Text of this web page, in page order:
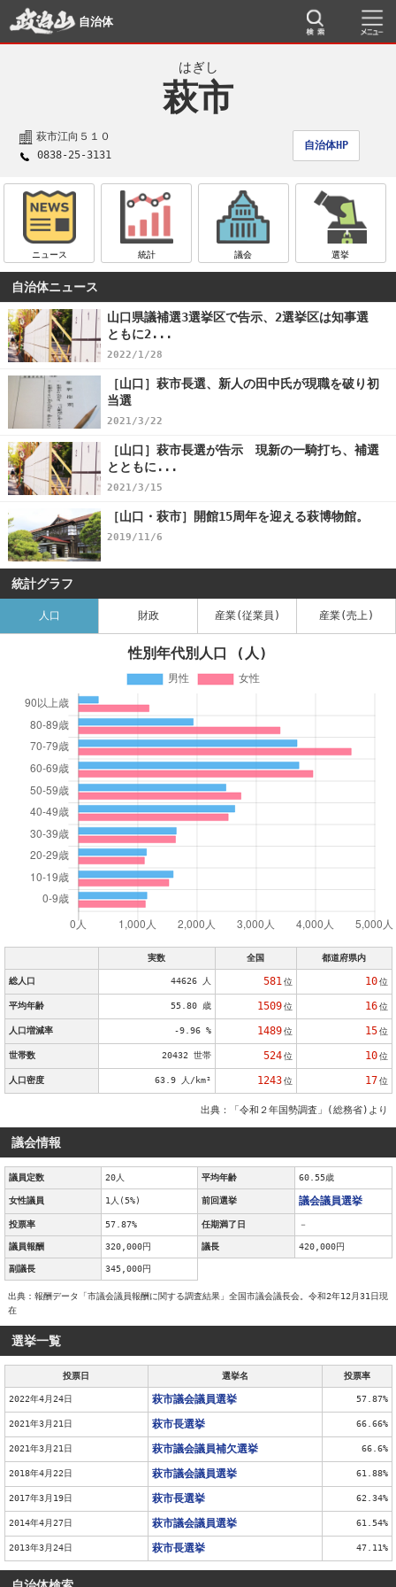
自治体
はぎし
萩市
萩市江向５１０
自治体HP
0838-25-3131
ニュース 統計 議会 選挙
自治体ニュース
山口県議補選3選挙区で告示、2選挙区は知事選
ともに2...
2022/1/28
［山口］萩市長選、新人の田中氏が現職を破り初
当選
2021/3/22
［山口］萩市長選が告示 現新の一騎打ち、補選
とともに...
2021/3/15
［山口・萩市］開館15周年を迎える萩博物館。
2019/11/6
統計グラフ
人口 財政 産業(従業員) 産業(売上)
性別年代別人口 (人)
実数 全国 都道府県内
総人口 44626 人 581 位 10 位
平均年齢 55.80 歳 1509 位 16 位
人口増減率 -9.96 % 1489 位 15 位
世帯数 20432 世帯 524 位 10 位
人口密度 63.9 人/km² 1243 位 17 位
出典：「令和２年国勢調査」(総務省)より
議会情報
議員定数 20人 平均年齢 60.55歳
女性議員 1人(5%) 前回選挙 議会議員選挙
投票率 57.87% 任期満了日 －
議員報酬 320,000円 議長 420,000円
副議長 345,000円
出典：報酬データ「市議会議員報酬に関する調査結果」全国市議会議長会。令和2年12月31日現
在
選挙一覧
投票日 選挙名 投票率
2022年4月24日 萩市議会議員選挙 57.87%
2021年3月21日 萩市長選挙 66.66%
2021年3月21日 萩市議会議員補欠選挙 66.6%
2018年4月22日 萩市議会議員選挙 61.88%
2017年3月19日 萩市長選挙 62.34%
2014年4月27日 萩市議会議員選挙 61.54%
2013年3月24日 萩市長選挙 47.11%